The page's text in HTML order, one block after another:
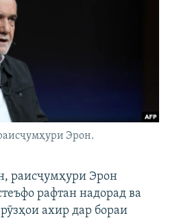
Эрон.
раисҷумҳури Эрон
рафтан надорад ва
ахир дар бораи